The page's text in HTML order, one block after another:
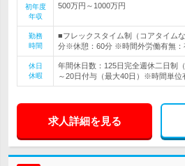
初年度
年収
500万円～1000万円
勤務
時間
■フレックスタイム制（コアタイム
分※休憩：60分 ※時間外労働有無：
休日
休暇
年間休日数：125日完全週休二日制
～20日付与（最大40日）※時間単位
求人詳細を見る